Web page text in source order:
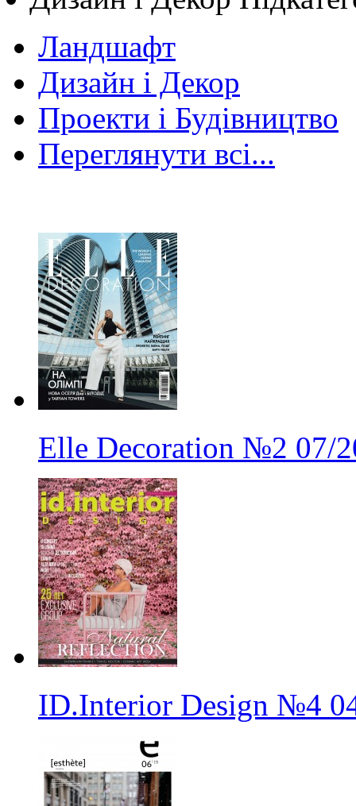
Ландшафт
Дизайн і Декор
Проекти і Будівництво
Переглянути всі...
Elle Decoration №2 07/
ID.Interior Design №4